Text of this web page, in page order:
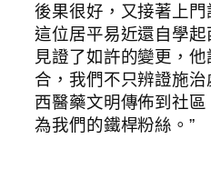
後果很好，又接著上門
這位居平易近還自學
見證了如許的變更，
合，我們不只辨證施
西醫藥文明傳佈到社
為我們的鐵桿粉絲。”